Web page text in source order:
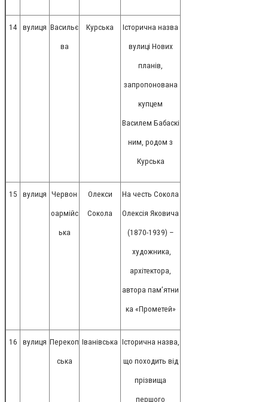
14 вулиця Васильє
ва
Курська Історична назва
вулиці Нових
планів,
запропонована
купцем
Василем Бабаскі
ним, родом з
Курська
15 вулиця Червон
оармійс
ька
Олекси
Сокола
На честь Сокола
Олексія Яковича
(1870-1939) –
художника,
архітектора,
автора пам’ятни
ка «Прометей»
16 вулиця Перекоп
ська
Іванівська Історична назва,
що походить від
прізвища
першого